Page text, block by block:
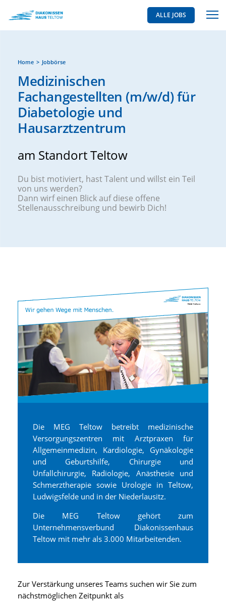
ALLE JOBS
Home Jobbörse
Medizinischen
Fachangestellten (m/w/d) für
Diabetologie und
Hausarztzentrum
am Standort Teltow
Du bist motiviert, hast Talent und willst ein Teil
von uns werden?
Dann wirf einen Blick auf diese offene
Stellenausschreibung und bewirb Dich!
Die MEG Teltow betreibt medizinische
Versorgungszentren mit Arztpraxen für
Allgemeinmedizin, Kardiologie, Gynäkologie
und Geburtshilfe, Chirurgie und
Unfallchirurgie, Radiologie, Anästhesie und
Schmerztherapie sowie Urologie in Teltow,
Ludwigsfelde und in der Niederlausitz.
Die MEG Teltow gehört zum
Unternehmensverbund Diakonissenhaus
Teltow mit mehr als 3.000 Mitarbeitenden.
Zur Verstärkung unseres Teams suchen wir Sie zum
nächstmöglichen Zeitpunkt als